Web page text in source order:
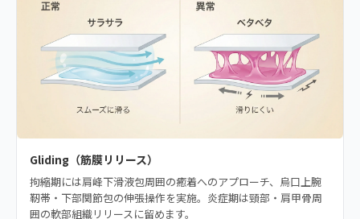
Gliding（筋膜リリース）
拘縮期には肩峰下滑液包周囲の癒着へのアプローチ、烏口上腕
靭帯・下部関節包の伸張操作を実施。炎症期は頸部・肩甲骨周
囲の軟部組織リリースに留めます。